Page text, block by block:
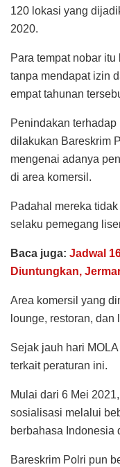
120 lokasi yang
2020.
Para tempat nobar
tanpa mendapat izin
empat tahunan
Penindakan
dilakukan Bareskrim
mengenai adanya
di area komersil.
Padahal mereka
selaku pemegang
Baca juga: Jadwal
Diuntungkan,
Area komersil yang
lounge, restoran, dan
Sejak jauh hari
terkait peraturan ini.
Mulai dari 6 Mei
sosialisasi melalui
berbahasa Indonesia
Bareskrim Polri pun